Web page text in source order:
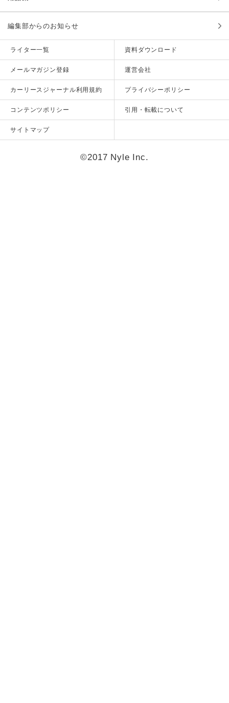
編集部からのお知らせ
ライター一覧 資料ダウンロード
メールマガジン登録 運営会社
カーリースジャーナル利用規約 プライバシーポリシー
コンテンツポリシー 引用・転載について
サイトマップ
©2017 Nyle Inc.